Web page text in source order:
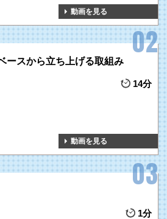
動画を見る
ースから立ち上げる取組み
14分
動画を見る
1分